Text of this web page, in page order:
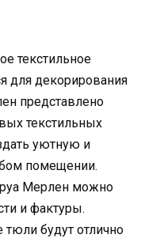
текстильное
для декорирования
представлено
текстильных
уютную и
помещении.
Мерлен можно
и фактуры.
будут отлично